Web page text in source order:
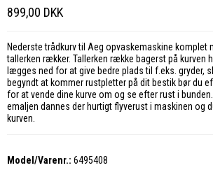
899,00 DKK
Nederste trådkurv til Aeg opvaskemaskine komplet
tallerken rækker. Tallerken række bagerst på kurven
lægges ned for at give bedre plads til f.eks. gryder,
begyndt at kommer rustpletter på dit bestik bør du
for at vende dine kurve om og se efter rust i
emaljen dannes der hurtigt flyverust i maskinen og
kurven.
Model/Varenr.: 6495408